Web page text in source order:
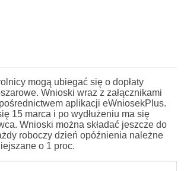
mogą ubiegać się o dopłaty
Wnioski wraz z załącznikami
aplikacji eWniosekPlus.
15 marca i po wydłużeniu ma się
Wnioski można składać jeszcze do
roboczy dzień opóźnienia należne
o 1 proc.